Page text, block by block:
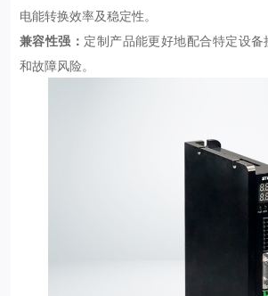
电能转换效率及稳定性。
兼容性强： 定制产品能更好地配合特定设
和故障风险。